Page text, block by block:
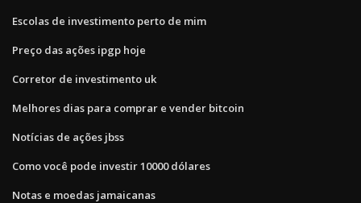
Escolas de investimento perto de mim
Preço das ações ipgp hoje
Corretor de investimento uk
Melhores dias para comprar e vender bitcoin
Notícias de ações jbss
Como você pode investir 10000 dólares
Notas e moedas jamaicanas